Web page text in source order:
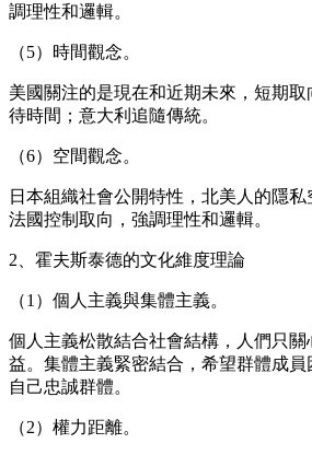
調理性和邏輯。
（5）時間觀念。
美國關注的是現在和近期未來，短期
待時間；意大利追隨傳統。
（6）空間觀念。
日本組織社會公開特性，北美人的隱私
法國控制取向，強調理性和邏輯。
2、霍夫斯泰德的文化維度理論
（1）個人主義與集體主義。
個人主義松散結合社會結構，人們只關
益。集體主義緊密結合，希望群體成員
自己忠誠群體。
（2）權力距離。